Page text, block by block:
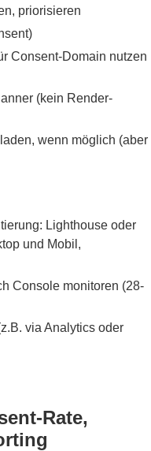
priorisieren
Consent-Domain nutzen
(kein Render-
wenn möglich (aber
Lighthouse oder
und Mobil,
Console monitoren (28-
via Analytics oder
Rate,